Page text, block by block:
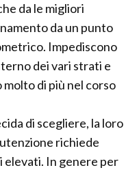
da le migliori
da un punto
Impediscono
dei vari strati e
di più nel corso
di scegliere, la loro
richiede
elevati. In genere per